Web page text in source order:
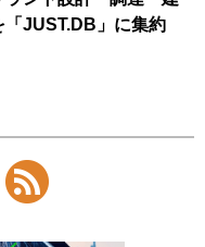
JUST.DB」に集約